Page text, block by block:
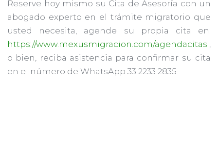
Reserve hoy mismo su Cita de Asesoría con un
abogado experto en el trámite migratorio que
usted necesita, agende su propia cita en:
https://www.mexusmigracion.com/agendacitas ,
o bien, reciba asistencia para confirmar su cita
en el número de WhatsApp 33 2233 2835